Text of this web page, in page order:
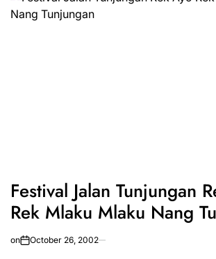
Festival Jalan Tunjungan
Rek Mlaku Mlaku Nang
on October 26, 2002